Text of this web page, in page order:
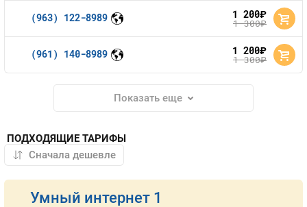
(963) 122-8989 1 200руб.
1 300руб.
(961) 140-8989 1 200руб.
1 300руб.
Показать еще
ПОДХОДЯЩИЕ ТАРИФЫ
Умный интернет 1